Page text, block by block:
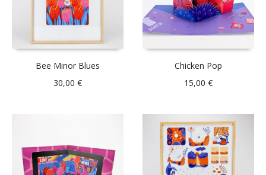
Bee Minor Blues
30,00 €
Chicken Pop
15,00€